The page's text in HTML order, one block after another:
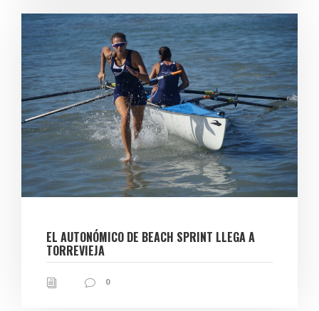
EL AUTONÓMICO DE BEACH SPRINT LLEGA A
TORREVIEJA
0